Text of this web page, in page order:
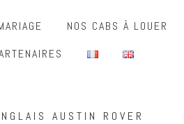
NOS CABS À LOUER
AUSTIN ROVER